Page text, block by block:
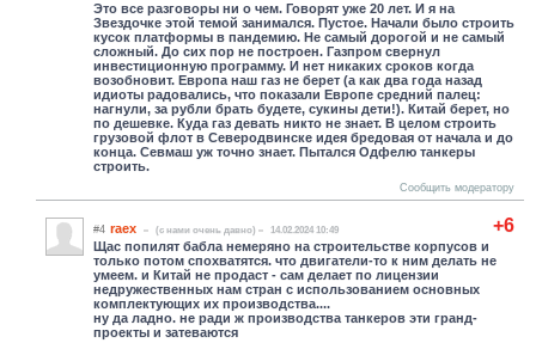
Это все разговоры ни о чем. Говорят уже 20 лет. И я на
Звездочке этой темой занимался. Пустое. Начали было строить
кусок платформы в пандемию. Не самый дорогой и не самый
сложный. До сих пор не построен. Газпром свернул
инвестиционную программу. И нет никаких сроков когда
возобновит. Европа наш газ не берет (а как два года назад
идиоты радовались, что показали Европе средний палец:
нагнули, за рубли брать будете, сукины дети!). Китай берет, но
по дешевке. Куда газ девать никто не знает. В целом строить
грузовой флот в Северодвинске идея бредовая от начала и до
конца. Севмаш уж точно знает. Пытался Одфелю танкеры
строить.
Сообщить модератору
+6
#4 raex (c нами очень давно) 14.02.2024 10:49
Щас попилят бабла немеряно на строительстве корпусов и
только потом спохватятся. что двигатели-то к ним делать не
умеем. и Китай не продаст - сам делает по лицензии
недружественных нам стран с использованием основных
комплектующих их производства....
ну да ладно. не ради ж производства танкеров эти гранд-
проекты и затеваются